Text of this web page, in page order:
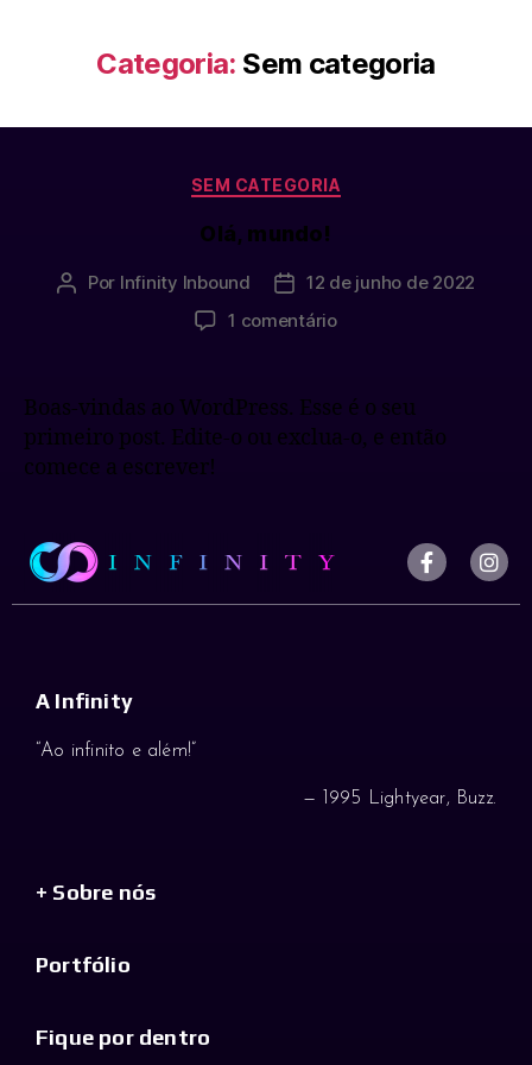
Categoria: Sem categoria
SEM CATEGORIA
Olá, mundo!
Por Infinity Inbound
12 de junho de 2022
1 comentário
Boas-vindas ao WordPress. Esse é o seu
primeiro post. Edite-o ou exclua-o, e então
comece a escrever!
A Infinity
“Ao infinito e além!”
— 1995 Lightyear, Buzz.
+ Sobre nós
Portfólio
Fique por dentro